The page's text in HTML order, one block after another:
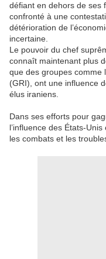
défiant en dehors de ses
confronté à une
détérioration de
incertaine.
Le pouvoir du chef
connaît maintenant plus
que des groupes comme
(GRI), ont une influence
élus iraniens.
Dans ses efforts pour
l’influence des États-
les combats et les